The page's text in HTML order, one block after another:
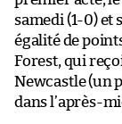
samedi (1-0) et
égalité de
Forest, qui
Newcastle (un
dans l’après-